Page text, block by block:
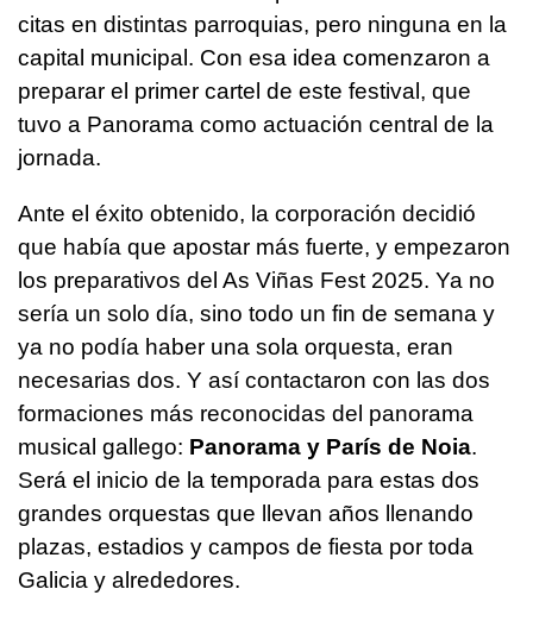
citas en distintas parroquias, pero ninguna en la
capital municipal. Con esa idea comenzaron a
preparar el primer cartel de este festival, que
tuvo a Panorama como actuación central de la
jornada.
Ante el éxito obtenido, la corporación decidió
que había que apostar más fuerte, y empezaron
los preparativos del As Viñas Fest 2025. Ya no
sería un solo día, sino todo un fin de semana y
ya no podía haber una sola orquesta, eran
necesarias dos. Y así contactaron con las dos
formaciones más reconocidas del panorama
musical gallego: Panorama y París de Noia.
Será el inicio de la temporada para estas dos
grandes orquestas que llevan años llenando
plazas, estadios y campos de fiesta por toda
Galicia y alrededores.